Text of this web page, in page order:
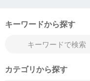
キーワードから探す
カテゴリから探す